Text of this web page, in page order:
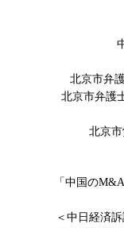
北京市弁
北京市弁護
北京
「中国の
＜中日経済